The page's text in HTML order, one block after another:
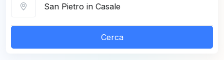
Cerca